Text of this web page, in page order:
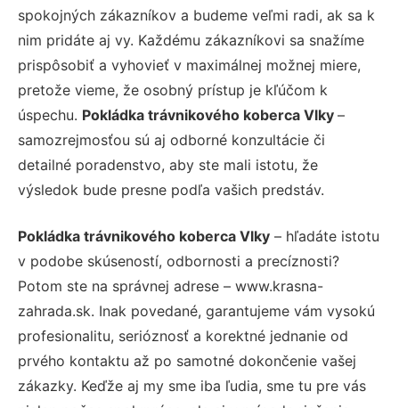
spokojných zákazníkov a budeme veľmi radi, ak sa k
nim pridáte aj vy. Každému zákazníkovi sa snažíme
prispôsobiť a vyhovieť v maximálnej možnej miere,
pretože vieme, že osobný prístup je kľúčom k
úspechu. Pokládka trávnikového koberca Vlky –
samozrejmosťou sú aj odborné konzultácie či
detailné poradenstvo, aby ste mali istotu, že
výsledok bude presne podľa vašich predstáv.
Pokládka trávnikového koberca Vlky – hľadáte istotu
v podobe skúseností, odbornosti a precíznosti?
Potom ste na správnej adrese – www.krasna-
zahrada.sk. Inak povedané, garantujeme vám vysokú
profesionalitu, serióznosť a korektné jednanie od
prvého kontaktu až po samotné dokončenie vašej
zákazky. Keďže aj my sme iba ľudia, sme tu pre vás